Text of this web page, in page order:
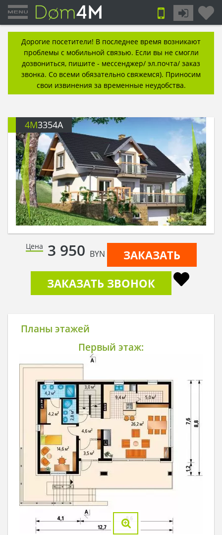
Дорогие посетители! В последнее время возникают
проблемы с мобильной связью. Если вы не смогли
дозвониться, пишите - мессенджер/ эл.почта/ заказ
звонка. Со всеми обязательно свяжемся). Приносим
свои извинения за временные неудобства.
4M3354A
Цена 3 950 BYN
ЗАКАЗАТЬ
ЗАКАЗАТЬ ЗВОНОК
Планы этажей
Первый этаж: